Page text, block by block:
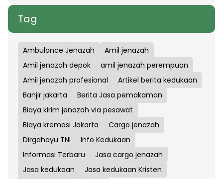
Tag
Ambulance Jenazah
Amil jenazah
Amil jenazah depok
amil jenazah perempuan
Amil jenazah profesional
Artikel berita kedukaan
Banjir jakarta
Berita Jasa pemakaman
Biaya kirim jenazah via pesawat
Biaya kremasi Jakarta
Cargo jenazah
Dirgahayu TNI
Info Kedukaan
Informasi Terbaru
Jasa cargo jenazah
Jasa kedukaan
Jasa kedukaan Kristen